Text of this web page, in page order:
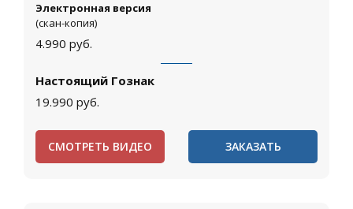
Электронная версия
(скан-копия)
4.990 руб.
Настоящий Гознак
19.990 руб.
СМОТРЕТЬ ВИДЕО ЗАКАЗАТЬ